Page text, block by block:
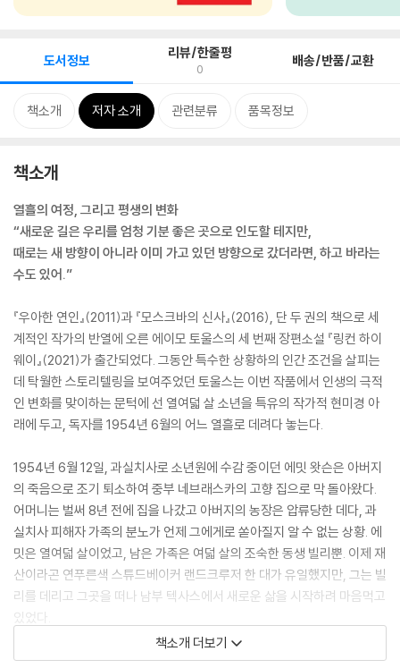
도서정보 리뷰/한줄평
0 배송/반품/교환
책소개 저자 소개 관련분류 품목정보
책소개
열흘의 여정, 그리고 평생의 변화
“새로운 길은 우리를 엄청 기분 좋은 곳으로 인도할 테지만,
때로는 새 방향이 아니라 이미 가고 있던 방향으로 갔더라면, 하고 바라는
수도 있어.”
『우아한 연인』(2011)과 『모스크바의 신사』(2016), 단 두 권의 책으로 세
계적인 작가의 반열에 오른 에이모 토울스의 세 번째 장편소설 『링컨 하이
웨이』(2021)가 출간되었다. 그동안 특수한 상황하의 인간 조건을 살피는
데 탁월한 스토리텔링을 보여주었던 토울스는 이번 작품에서 인생의 극적
인 변화를 맞이하는 문턱에 선 열여덟 살 소년을 특유의 작가적 현미경 아
래에 두고, 독자를 1954년 6월의 어느 열흘로 데려다 놓는다.
1954년 6월 12일, 과실치사로 소년원에 수감 중이던 에밋 왓슨은 아버지
의 죽음으로 조기 퇴소하여 중부 네브래스카의 고향 집으로 막 돌아왔다.
어머니는 벌써 8년 전에 집을 나갔고 아버지의 농장은 압류당한 데다, 과
실치사 피해자 가족의 분노가 언제 그에게로 쏟아질지 알 수 없는 상황. 에
밋은 열여덟 살이었고, 남은 가족은 여덟 살의 조숙한 동생 빌리뿐. 이제 재
산이라곤 연푸른색 스튜드베이커 랜드크루저 한 대가 유일했지만, 그는 빌
리를 데리고 그곳을 떠나 남부 텍사스에서 새로운 삶을 시작하려 마음먹고
있었다.
그런데 형제 앞에 의외의 방문객이 나타난다. 에밋을 집까지 태워다 주었
책소개 더보기